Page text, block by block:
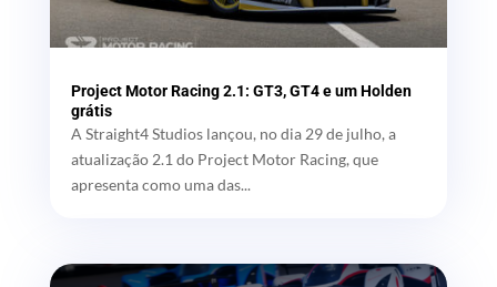
Project Motor Racing 2.1: GT3, GT4 e um Holden
grátis
A Straight4 Studios lançou, no dia 29 de julho, a
atualização 2.1 do Project Motor Racing, que
apresenta como uma das...